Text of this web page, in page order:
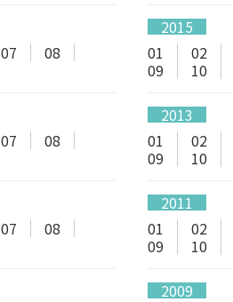
07
08
2015
01
02
09
10
07
08
2013
01
02
09
10
07
08
2011
01
02
09
10
2009